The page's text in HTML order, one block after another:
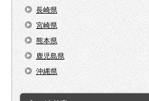
長崎県
宮崎県
熊本県
鹿児島県
沖縄県